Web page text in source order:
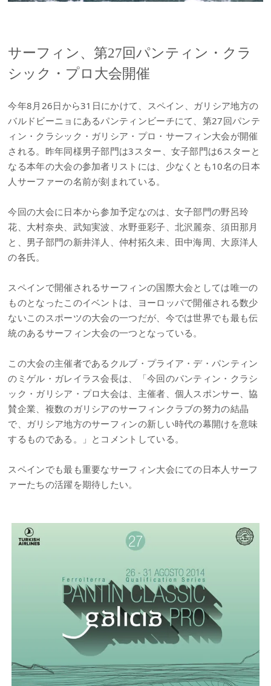
サーフィン、第27回パンティン・クラ
シック・プロ大会開催
今年8月26日から31日にかけて、スペイン、ガリシア地方の
バルドビーニョにあるパンティンビーチにて、第27回パンテ
ィン・クラシック・ガリシア・プロ・サーフィン大会が開催
される。昨年同様男子部門は3スター、女子部門は6スターと
なる本年の大会の参加者リストには、少なくとも10名の日本
人サーファーの名前が刻まれている。
今回の大会に日本から参加予定なのは、女子部門の野呂玲
花、大村奈央、武知実波、水野亜彩子、北沢麗奈、須田那月
と、男子部門の新井洋人、仲村拓久未、田中海周、大原洋人
の各氏。
スペインで開催されるサーフィンの国際大会としては唯一の
ものとなったこのイベントは、ヨーロッパで開催される数少
ないこのスポーツの大会の一つだが、今では世界でも最も伝
統のあるサーフィン大会の一つとなっている。
この大会の主催者であるクルブ・プライア・デ・パンティン
のミゲル・ガレイラス会長は、「今回のパンティン・クラシ
ック・ガリシア・プロ大会は、主催者、個人スポンサー、協
賛企業、複数のガリシアのサーフィンクラブの努力の結晶
で、ガリシア地方のサーフィンの新しい時代の幕開けを意味
するものである。」とコメントしている。
スペインでも最も重要なサーフィン大会にての日本人サーフ
ァーたちの活躍を期待したい。